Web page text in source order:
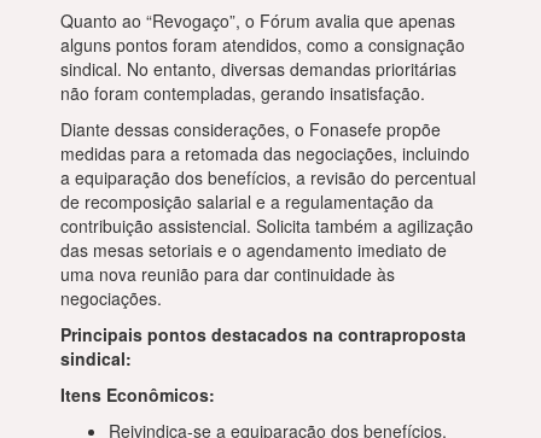
Quanto ao “Revogaço”, o Fórum avalia que apenas
alguns pontos foram atendidos, como a consignação
sindical. No entanto, diversas demandas prioritárias
não foram contempladas, gerando insatisfação.
Diante dessas considerações, o Fonasefe propõe
medidas para a retomada das negociações, incluindo
a equiparação dos benefícios, a revisão do percentual
de recomposição salarial e a regulamentação da
contribuição assistencial. Solicita também a agilização
das mesas setoriais e o agendamento imediato de
uma nova reunião para dar continuidade às
negociações.
Principais pontos destacados na contraproposta
sindical:
Itens Econômicos:
Reivindica-se a equiparação dos benefícios,